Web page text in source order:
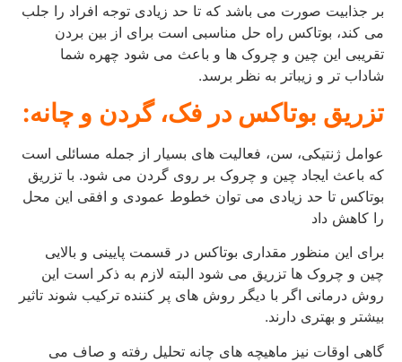
بر جذابیت صورت می باشد که تا حد زیادی توجه افراد را جلب
می کند، بوتاکس راه حل مناسبی است برای از بین بردن
تقریبی این چین و چروک ها و باعث می شود چهره شما
شاداب تر و زیباتر به نظر برسد.
تزریق بوتاکس در فک، گردن و چانه:
عوامل ژنتیکی، سن، فعالیت های بسیار از جمله مسائلی است
که باعث ایجاد چین و چروک بر روی گردن می شود. با تزریق
بوتاکس تا حد زیادی می توان خطوط عمودی و افقی این محل
را کاهش داد
برای این منظور مقداری بوتاکس در قسمت پایینی و بالایی
چین و چروک ها تزریق می شود البته لازم به ذکر است این
روش درمانی اگر با دیگر روش های پر کننده ترکیب شوند تاثیر
بیشتر و بهتری دارند.
گاهی اوقات نیز ماهیچه های چانه تحلیل رفته و صاف می